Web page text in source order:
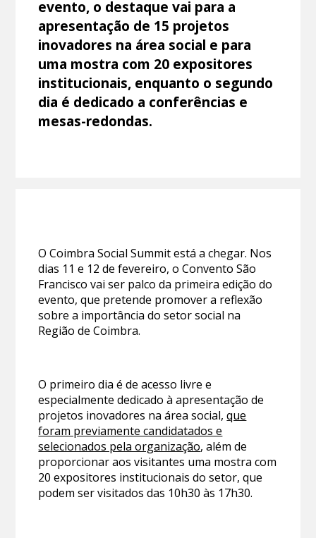
evento, o destaque vai para a
apresentação de 15 projetos
inovadores na área social e para
uma mostra com 20 expositores
institucionais, enquanto o segundo
dia é dedicado a conferências e
mesas-redondas.
O Coimbra Social Summit está a chegar. Nos
dias 11 e 12 de fevereiro, o Convento São
Francisco vai ser palco da primeira edição do
evento, que pretende promover a reflexão
sobre a importância do setor social na
Região de Coimbra.
O primeiro dia é de acesso livre e
especialmente dedicado à apresentação de
projetos inovadores na área social,que
foram previamente candidatados e
selecionados pela organização, além de
proporcionar aos visitantes uma mostra com
20 expositores institucionais do setor, que
podem ser visitados das 10h30 às 17h30.